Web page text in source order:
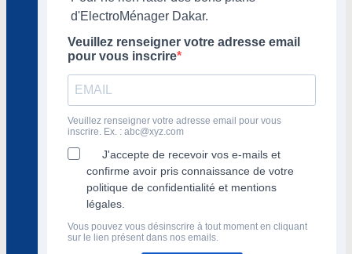
d'ElectroMénager Dakar.
Veuillez renseigner votre adresse email
pour vous inscrire
Veuillez renseigner votre adresse email pour vous
inscrire. Ex. : abc@xyz.com
J'accepte de recevoir vos e-mails et
confirme avoir pris connaissance de votre
politique de confidentialité et mentions
légales.
Vous pouvez vous désinscrire à tout moment en cliquant
sur le lien présent dans nos emails.